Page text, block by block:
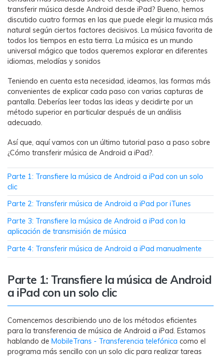
WhatsApp.
Transferencia de Datos de un
Celular a Otro
Transfiere contactos, fotos, música,
archivos de un teléfono a otro y a la
PC.
Transfiere datos de WhatsApp y
valores de fábrica.
MobileTrans App
WhatsApp y archivos entre dispositivos
iOS y Android.
Welastseen
transferir música desde Android desde iPad? Bueno, hemos
discutido cuatro formas en las que puede elegir la musica más
natural según ciertos factores decisivos. La música favorita de
todos los tiempos en esta tierra. La música es un mundo
universal mágico que todos queremos explorar en diferentes
idiomas, melodías y sonidos
Teniendo en cuenta esta necesidad, ideamos, las formas más
convenientes de explicar cada paso con varias capturas de
pantalla. Deberías leer todas las ideas y decidirte por un
método superior en particular después de un análisis
adecuado.
Así que, aquí vamos con un último tutorial paso a paso sobre
¿Cómo transferir música de Android a iPad?.
Parte 1: Transfiere la música de Android a iPad con un solo
clic
Parte 2: Transferir música de Android a iPad por iTunes
Parte 3: Transfiere la música de Android a iPad con la
aplicación de transmisión de música
Parte 4: Transferir música de Android a iPad manualmente
Parte 1: Transfiere la música de Android
a iPad con un solo clic
Comencemos describiendo uno de los métodos eficientes
para la transferencia de música de Android a iPad. Estamos
hablando de MobileTrans - Transferencia telefónica como el
programa más sencillo con un solo clic para realizar tareas